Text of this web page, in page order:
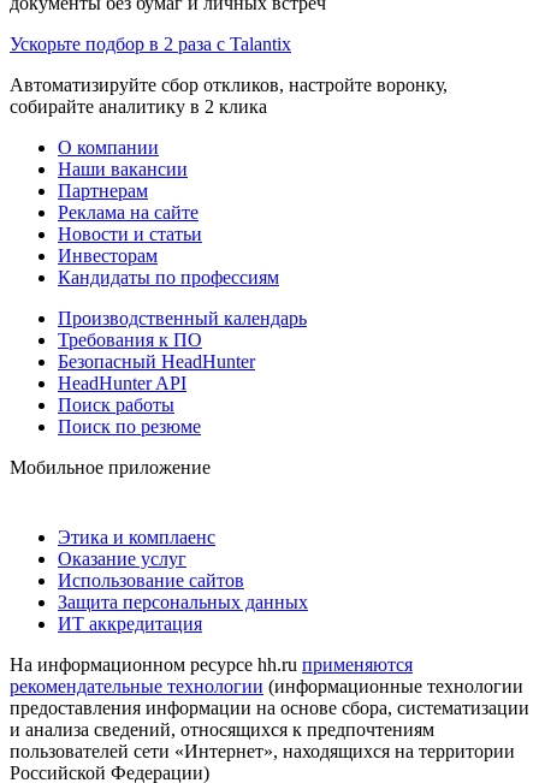
Ускорьте подбор в 2 раза с Talantix
Автоматизируйте сбор откликов, настройте воронку,
собирайте аналитику в 2 клика
О компании
Наши вакансии
Партнерам
Реклама на сайте
Новости и статьи
Инвесторам
Кандидаты по профессиям
Производственный календарь
Требования к ПО
Безопасный HeadHunter
HeadHunter API
Поиск работы
Поиск по резюме
Мобильное приложение
Этика и комплаенс
Оказание услуг
Использование сайтов
Защита персональных данных
ИТ аккредитация
На информационном ресурсе hh.ru применяются
рекомендательные технологии (информационные технологии
предоставления информации на основе сбора, систематизации
и анализа сведений, относящихся к предпочтениям
пользователей сети «Интернет», находящихся на территории
Российской Федерации)